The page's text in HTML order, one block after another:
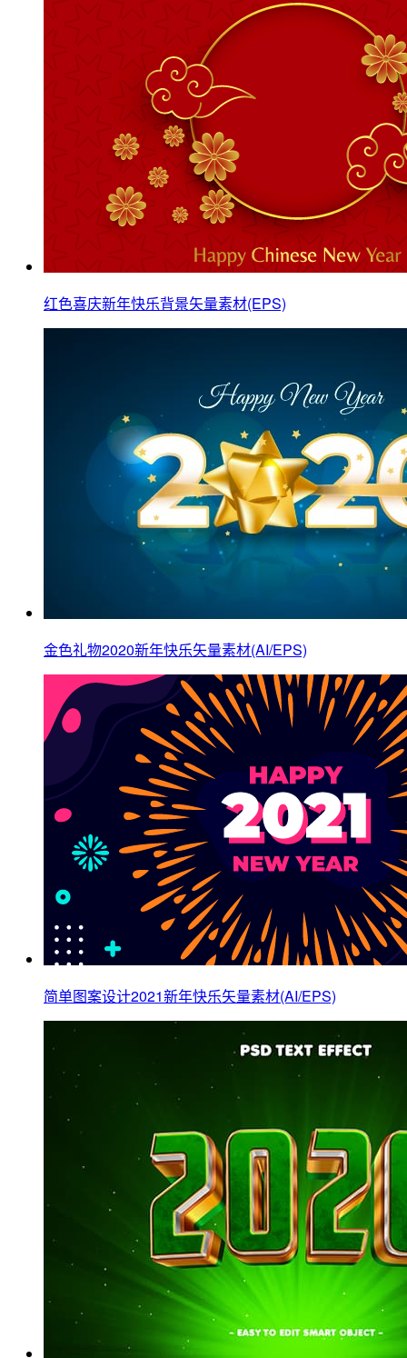
红色喜庆新年快乐背景矢量素材(EPS)
金色礼物2020新年快乐矢量素材(AI/EPS)
简单图案设计2021新年快乐矢量素材(AI/EPS)